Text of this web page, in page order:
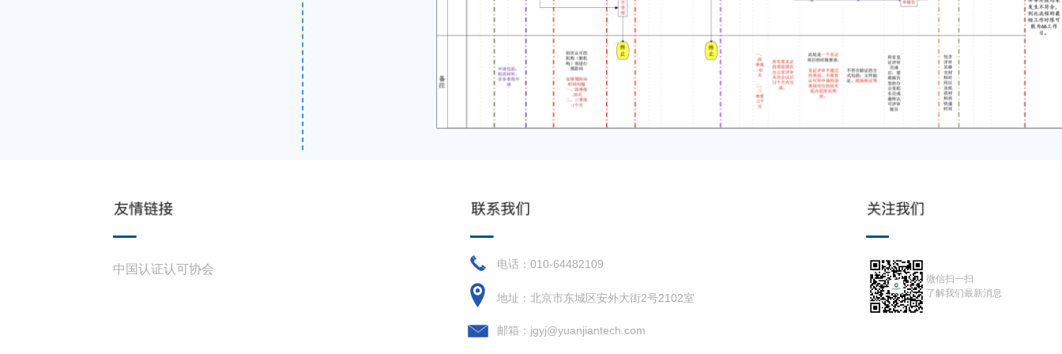
电话：010-64482109
地址：北京市东城区安外大街2号2102室
邮箱：jgyj@yuanjiantech.com
微信扫一扫
了解我们最新消息
中国认证认可协会